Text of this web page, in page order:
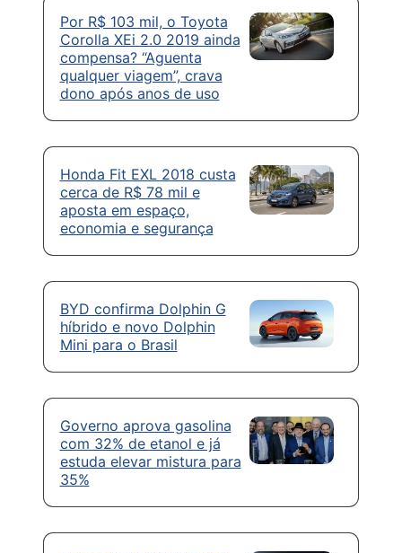
Por R$ 103 mil, o Toyota
Corolla XEi 2.0 2019 ainda
compensa? “Aguenta
qualquer viagem”, crava
dono após anos de uso
Honda Fit EXL 2018 custa
cerca de R$ 78 mil e
aposta em espaço,
economia e segurança
BYD confirma Dolphin G
híbrido e novo Dolphin
Mini para o Brasil
Governo aprova gasolina
com 32% de etanol e já
estuda elevar mistura para
35%